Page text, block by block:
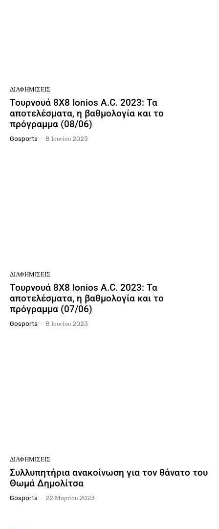
ΔΙΑΦΗΜΊΣΕΙΣ
Τουρνουά 8Χ8 Ionios A.C. 2023: Τα
αποτελέσματα, η βαθμολογία και το
πρόγραμμα (08/06)
Gosports - 8 Ιουνίου 2023
ΔΙΑΦΗΜΊΣΕΙΣ
Τουρνουά 8Χ8 Ionios A.C. 2023: Τα
αποτελέσματα, η βαθμολογία και το
πρόγραμμα (07/06)
Gosports - 8 Ιουνίου 2023
ΔΙΑΦΗΜΊΣΕΙΣ
Συλλυπητήρια ανακοίνωση για τον θάνατο του
Θωμά Δημολίτσα
Gosports - 22 Μαρτίου 2023